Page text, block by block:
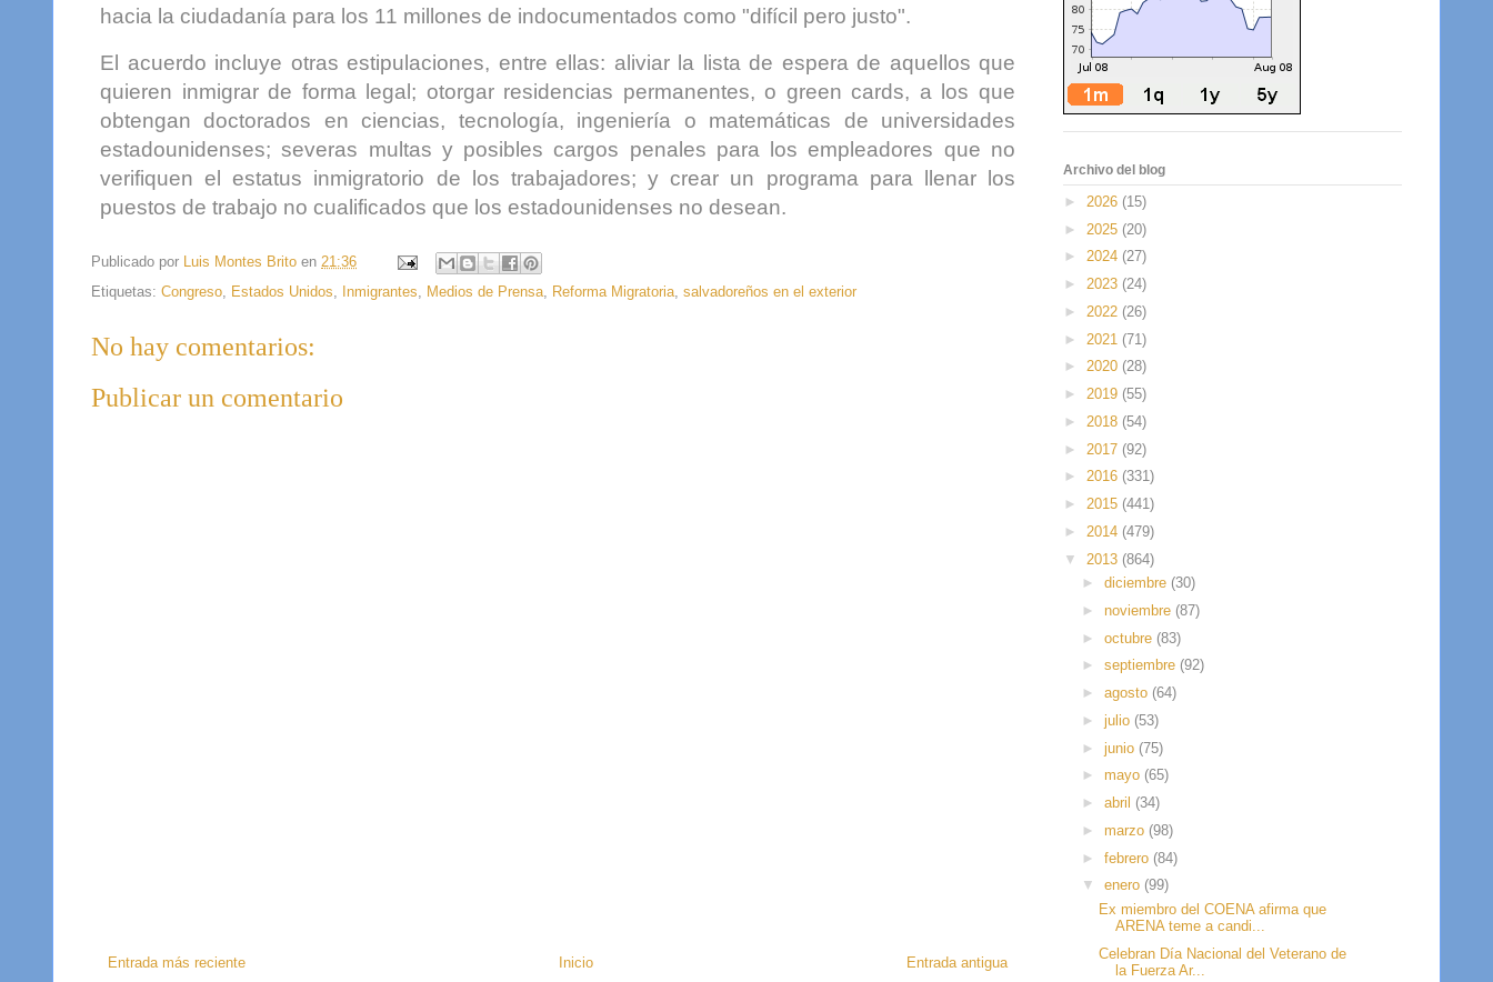
hacia la ciudadanía para los 11 millones de indocumentados como "difícil pero justo".
El acuerdo incluye otras estipulaciones, entre ellas: aliviar la lista de espera de aquellos que
quieren inmigrar de forma legal; otorgar residencias permanentes, o green cards, a los que
obtengan doctorados en ciencias, tecnología, ingeniería o matemáticas de universidades
estadounidenses; severas multas y posibles cargos penales para los empleadores que no
verifiquen el estatus inmigratorio de los trabajadores; y crear un programa para llenar los
puestos de trabajo no cualificados que los estadounidenses no desean.
Publicado por Luis Montes Brito en 21:36
Etiquetas: Congreso Estados Unidos Inmigrantes Medios de Prensa Reforma Migratoria salvadoreños en el exterior
No hay comentarios:
Publicar un comentario
Entrada más reciente Entrada antigua
Inicio
Archivo del blog
► 2026 (15)
► 2025 (20)
► 2024 (27)
► 2023 (24)
► 2022 (26)
► 2021 (71)
► 2020 (28)
► 2019 (55)
► 2018 (54)
► 2017 (92)
► 2016 (331)
► 2015 (441)
► 2014 (479)
▼ 2013 (864)
► diciembre (30)
► noviembre (87)
► octubre (83)
► septiembre (92)
► agosto (64)
► julio (53)
► junio (75)
► mayo (65)
► abril (34)
► marzo (98)
► febrero (84)
▼ enero (99)
Ex miembro del COENA afirma que
ARENA teme a candi...
Celebran Día Nacional del Veterano de
la Fuerza Ar...